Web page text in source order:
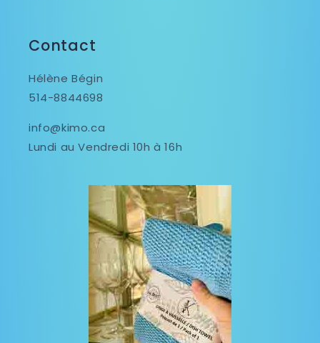
Contact
Hélène Bégin
514-8844698
info@kimo.ca
Lundi au Vendredi 10h à 16h